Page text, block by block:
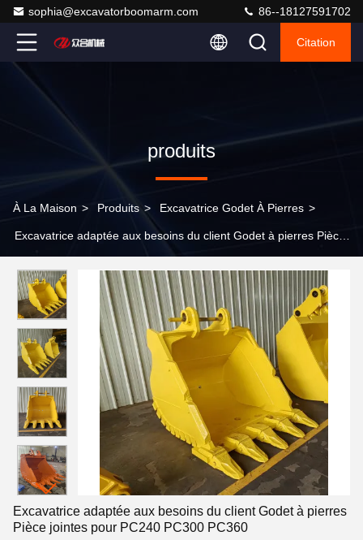
sophia@excavatorboomarm.com 86--18127591702
Citation
produits
À La Maison > Produits > Excavatrice Godet À Pierres >
Excavatrice adaptée aux besoins du client Godet à pierres Pièce
Excavatrice adaptée aux besoins du client Godet à pierres
Pièce jointes pour PC240 PC300 PC360